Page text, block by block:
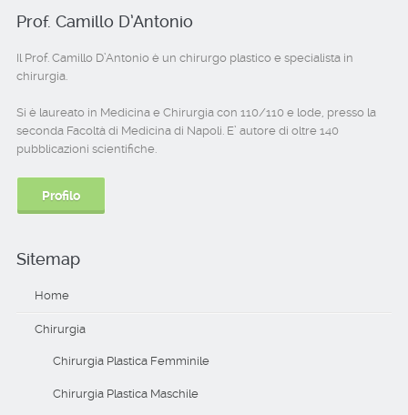
Prof. Camillo D’Antonio
Il Prof. Camillo D’Antonio è un chirurgo plastico e specialista in
chirurgia.
Si è laureato in Medicina e Chirurgia con 110/110 e lode, presso la
seconda Facoltà di Medicina di Napoli. E’ autore di oltre 140
pubblicazioni scientifiche.
Profilo
Sitemap
Home
Chirurgia
Chirurgia Plastica Femminile
Chirurgia Plastica Maschile